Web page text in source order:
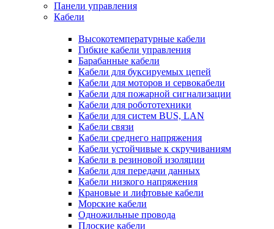
Панели управления
Кабели
Высокотемпературные кабели
Гибкие кабели управления
Барабанные кабели
Кабели для буксируемых цепей
Кабели для моторов и сервокабели
Кабели для пожарной сигнализации
Кабели для робототехники
Кабели для систем BUS, LAN
Кабели связи
Кабели среднего напряжения
Кабели устойчивые к скручиваниям
Кабели в резиновой изоляции
Кабели для передачи данных
Кабели низкого напряжения
Крановые и лифтовые кабели
Морские кабели
Одножильные провода
Плоские кабели